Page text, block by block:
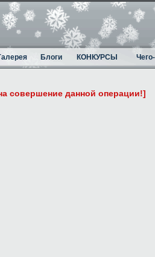
Блоги КОНКУРСЫ
совершение данной операции!]